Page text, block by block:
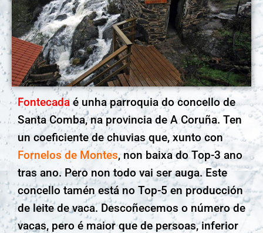
Fontecadaé unha parroquia do concello de
Santa Comba, na provincia de A Coruña. Ten
un coeficiente de chuvias que, xunto con
Fornelos de Montes, non baixa do Top-3 ano
tras ano. Pero non todo vai ser auga. Este
concello tamén está no Top-5 en producción
de leite de vaca. Descoñecemos o número de
vacas, pero é maior que de persoas, inferior